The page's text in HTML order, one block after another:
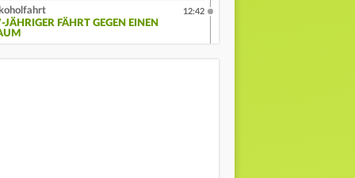
JÄHRIGER FÄHRT GEGEN EINEN
12:42